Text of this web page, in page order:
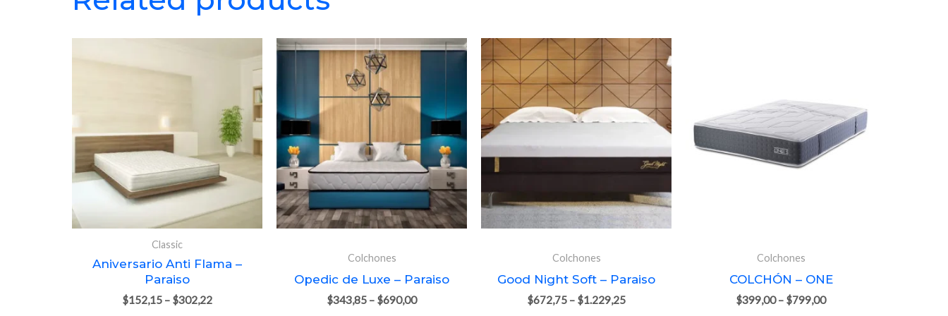
Classic
Aniversario Anti Flama –
Paraiso
$152,15 – $302,22
Colchones
Opedic de Luxe – Paraiso
$343,85 – $690,00
Colchones
Good Night Soft – Paraiso
$672,75 – $1.229,25
Colchones
COLCHÓN – ONE
$399,00– $799,00